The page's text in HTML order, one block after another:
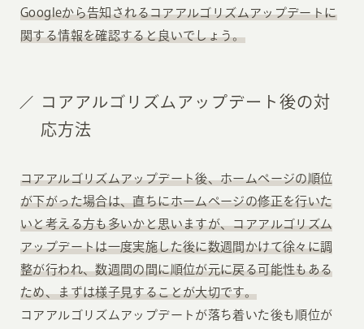
Googleから告知されるコアアルゴリズムアップデートに
関する情報を確認すると良いでしょう。
コアアルゴリズムアップデート後の対
応方法
コアアルゴリズムアップデート後、ホームページの順位
が下がった場合は、直ちにホームページの修正を行いた
いと考える方も多いかと思いますが、コアアルゴリズム
アップデートは一度実施した後に数週間かけて徐々に調
整が行われ、数週間の間に順位が元に戻る可能性もある
ため、まずは様子見することが大切です。
コアアルゴリズムアップデートが落ち着いた後も順位が